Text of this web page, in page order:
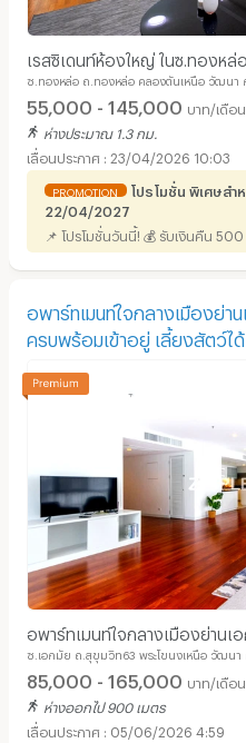
เรสซิเดนท์ห้องใหญ่ ในซ.ทองห
เงียบสงบ มีสระว่ายน้ำ ฟิตเนส
ซ.ทองหล่อ ถ.ทองหล่อ คลองตันเหนือ วัฒนา
55,000 - 145,000 บาท/เดือน
ห่างประมาณ 1.3 กม.
23/04/2026 10:03
PROMOTION
โปรโมชั่น พิเศษส
22/04/2027
📌 โปรโมชั่นวันนี้! 💰 รับเงินคืน
อพาร์ทเมนท์ใจกลางเมืองย่
ครบพร้อมเข้าอยู่ เลี้ยงสัตว์ไ
อพาร์ทเมนท์ใจกลางเมืองย่าน
พร้อมเข้าอยู่ เลี้ยงสัตว์ได้ ใกล้
ซ.เอกมัย ถ.สุขุมวิท63 พระโขนงเหนือ วัฒนา
85,000 - 165,000 บาท/เดือน
ห่างออกไป 900 เมตร
05/06/2026 4:59